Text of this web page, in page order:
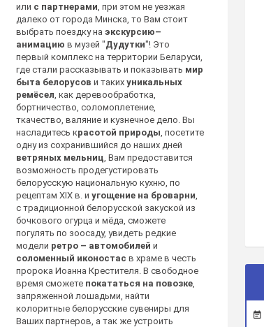
или с партнерами , при этом не уезжая
далеко от города Минска, то Вам стоит
выбрать поездку на экскурсию–
анимацию в музей "Дудутки"! Это
первый комплекс на территории Беларуси,
где стали рассказывать и показывать мир
быта белорусов и таких уникальных
ремёсел , как деревообработка,
бортничество, соломоплетение,
ткачество, валяние и кузнечное дело. Вы
насладитесь красотой природы , посетите
одну из сохранившийся до наших дней
ветряных мельниц , Вам предоставится
возможность продегустировать
белорусскую национальную кухню, по
рецептам XIX в. и угощение на броварни
с традиционной белорусской закуской из
бочкового огурца и мёда, сможете
погулять по зоосаду, увидеть редкие
модели ретро – автомобилей и
соломенный иконостас в храме в честь
пророка Иоанна Крестителя. В свободное
время сможете покататься на повозке,
запряженной лошадьми, найти
колоритные белорусские сувениры для
Ваших партнеров, а так же устроить